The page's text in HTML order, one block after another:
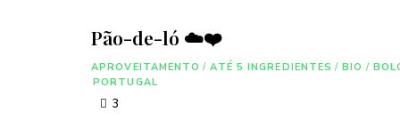
Pão-de-ló ☁️❤️
APROVEITAMENTO / ATÉ 5 INGREDIENTES / BIO /
PORTUGAL
3